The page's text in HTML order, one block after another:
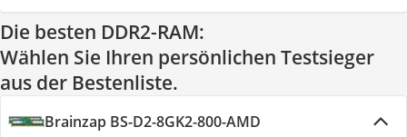
Die besten DDR2-RAM:
Wählen Sie Ihren persönlichen Testsieger
aus der Bestenliste.
Brainzap BS-D2-8GK2-800-AMD